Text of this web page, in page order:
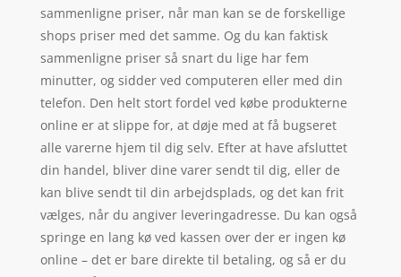
sammenligne priser, når man kan se de forskellige
shops priser med det samme. Og du kan faktisk
sammenligne priser så snart du lige har fem
minutter, og sidder ved computeren eller med din
telefon. Den helt stort fordel ved købe produkterne
online er at slippe for, at døje med at få bugseret
alle varerne hjem til dig selv. Efter at have afsluttet
din handel, bliver dine varer sendt til dig, eller de
kan blive sendt til din arbejdsplads, og det kan frit
vælges, når du angiver leveringadresse. Du kan også
springe en lang kø ved kassen over der er ingen kø
online – det er bare direkte til betaling, og så er du